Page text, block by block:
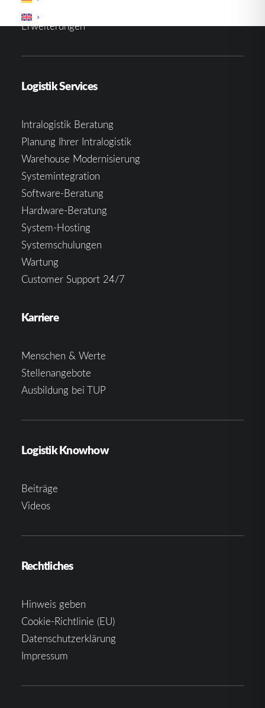
Erweiterungen
Logistik Services
Intralogistik Beratung
Planung Ihrer Intralogistik
Warehouse Modernisierung
Systemintegration
Software-Beratung
Hardware-Beratung
System-Hosting
Systemschulungen
Wartung
Customer Support 24/7
Karriere
Menschen & Werte
Stellenangebote
Ausbildung bei TUP
Logistik Knowhow
Beiträge
Videos
Rechtliches
Hinweis geben
Cookie-Richtlinie (EU)
Datenschutzerklärung
Impressum